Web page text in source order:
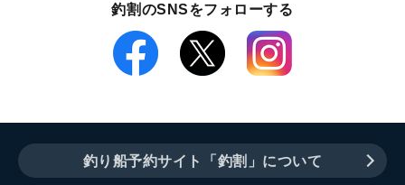
釣割のSNSをフォローする
釣り船予約サイト「釣割」について